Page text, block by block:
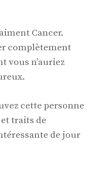
Cancer.
complètement
vous n’auriez
cette personne
traits de
de jour